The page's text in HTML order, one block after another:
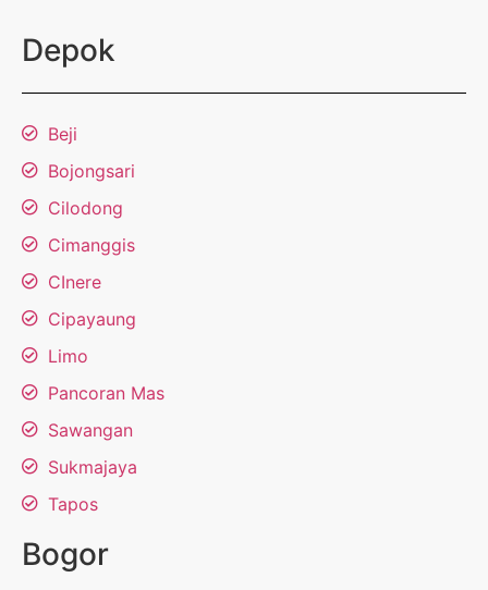
Depok
Beji
Bojongsari
Cilodong
Cimanggis
CInere
Cipayaung
Limo
Pancoran Mas
Sawangan
Sukmajaya
Tapos
Bogor